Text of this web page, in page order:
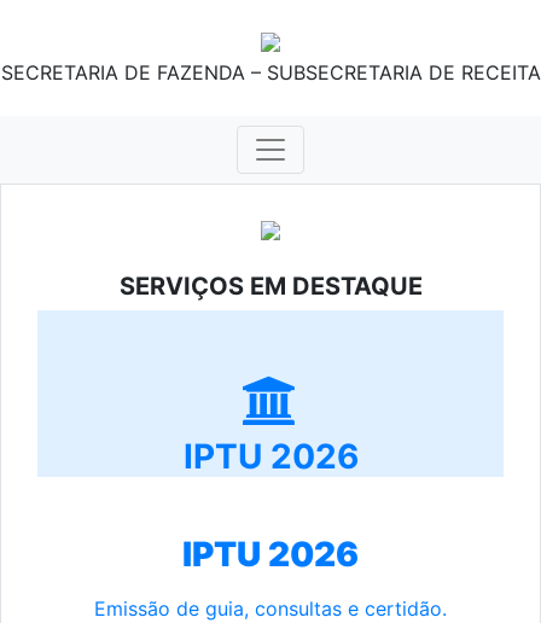
SECRETARIA DE FAZENDA – SUBSECRETARIA DE RECEITA
SERVIÇOS EM DESTAQUE
IPTU 2026
IPTU 2026
Emissão de guia, consultas e certidão.